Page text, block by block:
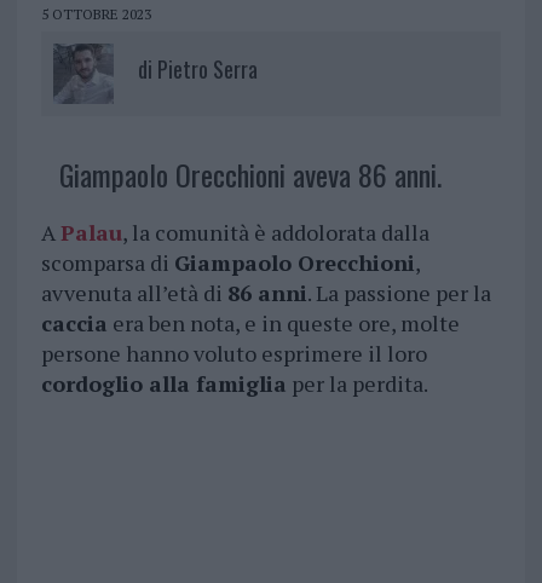
5 OTTOBRE 2023
di Pietro Serra
Giampaolo Orecchioni aveva 86 anni.
APalau, la comunità è addolorata dalla
scomparsa di Giampaolo Orecchioni,
avvenuta all’età di 86 anni. La passione per la
caccia era ben nota, e in queste ore, molte
persone hanno voluto esprimere il loro
cordoglio alla famiglia per la perdita.